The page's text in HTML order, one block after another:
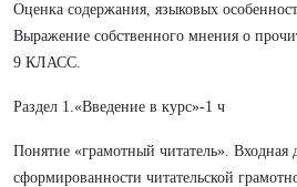
Оценка содержания, языковых
Выражение собственного мнения о
9 КЛАСС.
Раздел 1.«Введение в курс»-1 ч
Понятие «грамотный читатель». Входная
сформированности читательской